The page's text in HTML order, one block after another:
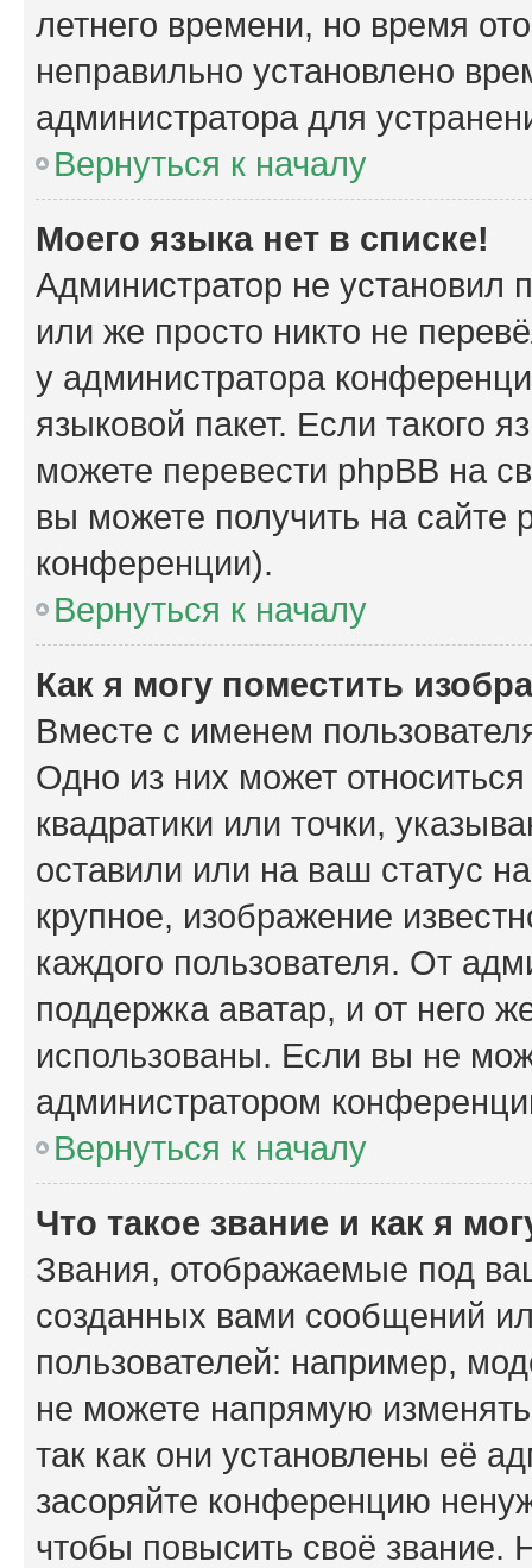
летнего времени, но время
неправильно установлено
администратора для
Вернуться к началу
Моего языка нет в списке!
Администратор не установил
или же просто никто не
у администратора
языковой пакет. Если такого
можете перевести phpBB на
вы можете получить на сайте
конференции).
Вернуться к началу
Как я могу поместить
Вместе с именем
Одно из них может
квадратики или точки,
оставили или на ваш статус
крупное, изображение
каждого пользователя. От
поддержка аватар, и от него
использованы. Если вы не
администратором
Вернуться к началу
Что такое звание и как я
Звания, отображаемые под
созданных вами сообщений
пользователей: например,
не можете напрямую
так как они установлены её
засоряйте конференцию
чтобы повысить своё звание.